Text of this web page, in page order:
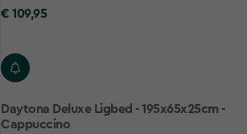
€
€ 109,95
Daytona Deluxe Ligbed - 195x65x25cm -
Cappuccino